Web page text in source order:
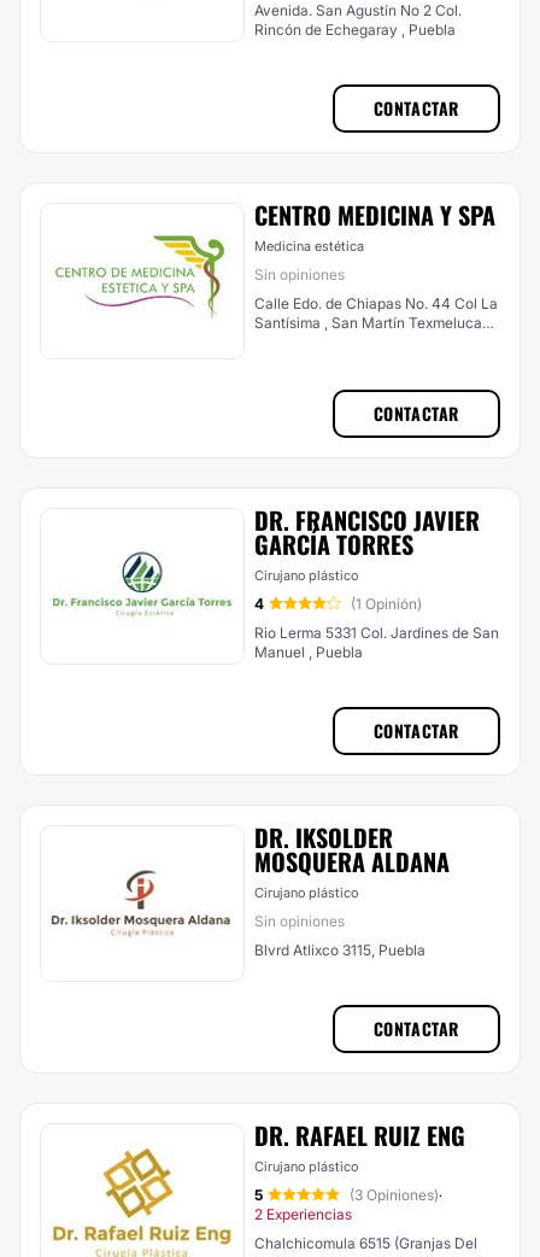
Avenida. San Agustín No 2 Col.
Rincón de Echegaray , Puebla
CONTACTAR
CENTRO MEDICINA Y SPA
Medicina estética
Sin opiniones
Calle Edo. de Chiapas No. 44 Col La
Santísima , San Martín Texmelucan
CONTACTAR
DR. FRANCISCO JAVIER
GARCÍA TORRES
Cirujano plástico
4
(1 Opinión)
Rio Lerma 5331 Col. Jardines de San
Manuel , Puebla
CONTACTAR
DR. IKSOLDER
MOSQUERA ALDANA
Cirujano plástico
Sin opiniones
Blvrd Atlixco 3115, Puebla
CONTACTAR
DR. RAFAEL RUIZ ENG
Cirujano plástico
5 (3 Opiniones)·
2 Experiencias
Chalchicomula 6515 (Granjas Del